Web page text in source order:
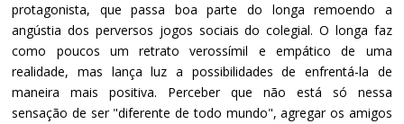
protagonista, que passa boa parte do longa remoendo a
angústia dos perversos jogos sociais do colegial. O longa faz
como poucos um retrato verossímil e empático de uma
realidade, mas lança luz a possibilidades de enfrentá-la de
maneira mais positiva. Perceber que não está só nessa
sensação de ser "diferente de todo mundo", agregar os amigos